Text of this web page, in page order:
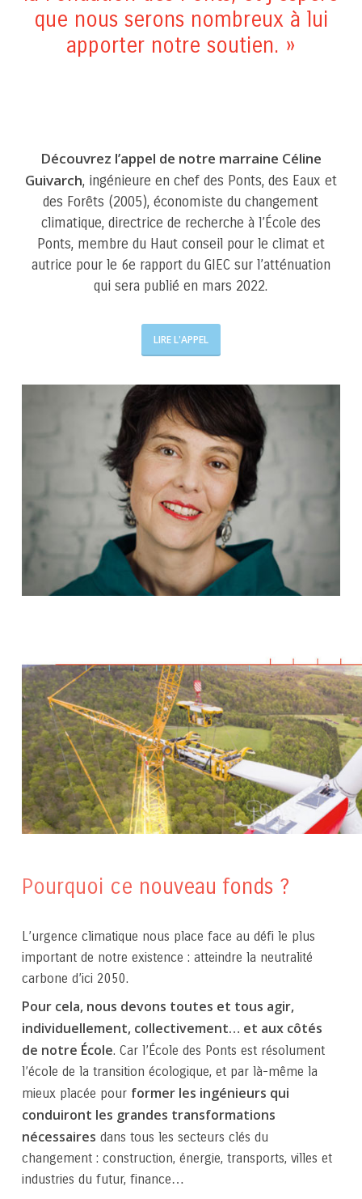
que nous serons nombreux à lui
apporter notre soutien. »
Découvrez l’appel de notre marraine Céline
Guivarch, ingénieure en chef des Ponts, des Eaux et
des Forêts (2005), économiste du changement
climatique, directrice de recherche à l’École des
Ponts, membre du Haut conseil pour le climat et
autrice pour le 6e rapport du GIEC sur l’atténuation
qui sera publié en mars 2022.
LIRE L'APPEL
Pourquoi ce nouveau fonds ?
L’urgence climatique nous place face au défi le plus
important de notre existence : atteindre la neutralité
carbone d’ici 2050.
Pour cela, nous devons toutes et tous agir,
individuellement, collectivement… et aux côtés
de notre École. Car l’École des Ponts est résolument
l’école de la transition écologique, et par là-même la
mieux placée pour former les ingénieurs qui
conduiront les grandes transformations
nécessaires dans tous les secteurs clés du
changement : construction, énergie, transports, villes et
industries du futur, finance…